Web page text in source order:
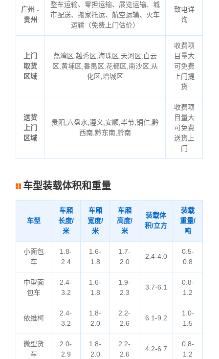
广州 -
贵州
整车运输、零担运输、展览运输、城
市配送、搬家托运、航空运输、火车
运输（免费上门估价）
致电详
询
上门
取货
区域
荔湾区,越秀区,海珠区,天河区,白云
区,黄埔区,番禺区,花都区,南沙区,从
化区,增城区
收费项
目量大
可免费
上门提
货
送货
上门
区域
贵阳,六盘水,遵义,安顺,毕节,铜仁,黔
西南,黔东南,黔南
收费项
目量大
可免费
送货上
门
车型装载体积和重量
车型
车厢
长度/
米
车厢
宽度/
米
车厢
高度/
米
装载体
积/立方
装载
重量/
吨
小面包
车
1.8-
2.4
1.6-
1.8
1.7-
2.0
2.4-4.0
0.5-
0.8
中型面
包车
2.4-
3.2
1.6-
1.8
1.9-
2.3
3.7-6.1
0.8-
1.2
依维柯
2.4-
3.2
1.8-
2.0
2.2-
2.6
6.1-9.2
1.0-
1.5
微型货
车
2.0-
2.9
1.8-
2.0
2.2-
2.6
4.2-6.7
0.8-
1.2